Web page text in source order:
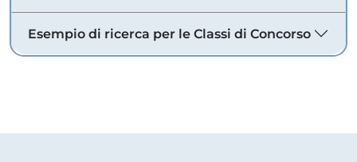
Esempio di ricerca per le Classi di Concorso